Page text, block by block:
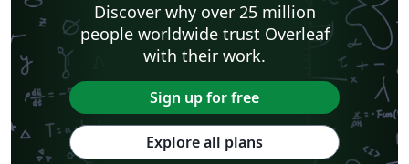
Discover why over 25 million
people worldwide trust Overleaf
with their work.
Sign up for free
Explore all plans